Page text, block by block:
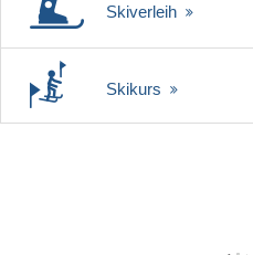
Skiverleih
Skikurs